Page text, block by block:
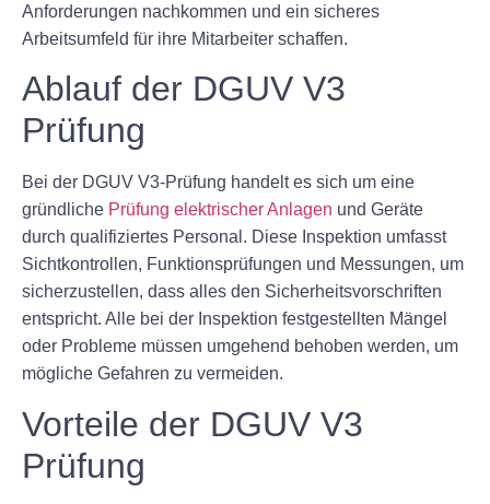
Anforderungen nachkommen und ein sicheres
Arbeitsumfeld für ihre Mitarbeiter schaffen.
Ablauf der DGUV V3
Prüfung
Bei der DGUV V3-Prüfung handelt es sich um eine
gründliche Prüfung elektrischer Anlagen und Geräte
durch qualifiziertes Personal. Diese Inspektion umfasst
Sichtkontrollen, Funktionsprüfungen und Messungen, um
sicherzustellen, dass alles den Sicherheitsvorschriften
entspricht. Alle bei der Inspektion festgestellten Mängel
oder Probleme müssen umgehend behoben werden, um
mögliche Gefahren zu vermeiden.
Vorteile der DGUV V3
Prüfung